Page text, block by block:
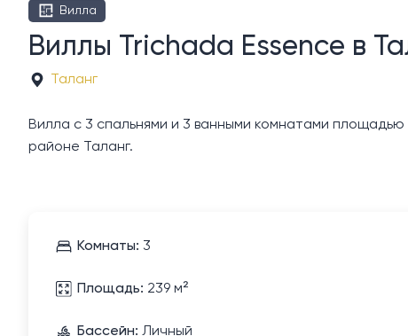
Вилла
Виллы Trichada Essence в
Таланг
Вилла с 3 спальнями и 3 ванными комнатами площадью
районе Таланг.
Комнаты: 3
Площадь: 239 м²
Бассейн: Личный